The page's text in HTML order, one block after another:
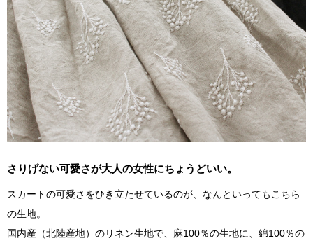
さりげない可愛さが大人の女性にちょうどいい。
スカートの可愛さをひき立たせているのが、なんといってもこちら
の生地。
国内産（北陸産地）のリネン生地で、麻100％の生地に、綿100％の